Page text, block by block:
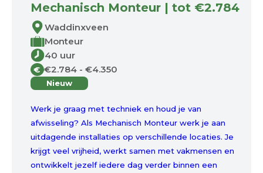
Mechanisch Monteur | tot €2.784
Waddinxveen
Monteur
40 uur
€ €2.784 - €4.350
Nieuw
Werk je graag met techniek en houd je van
afwisseling? Als Mechanisch Monteur werk je aan
uitdagende installaties op verschillende locaties. Je
krijgt veel vrijheid, werkt samen met vakmensen en
ontwikkelt jezelf iedere dag verder binnen een